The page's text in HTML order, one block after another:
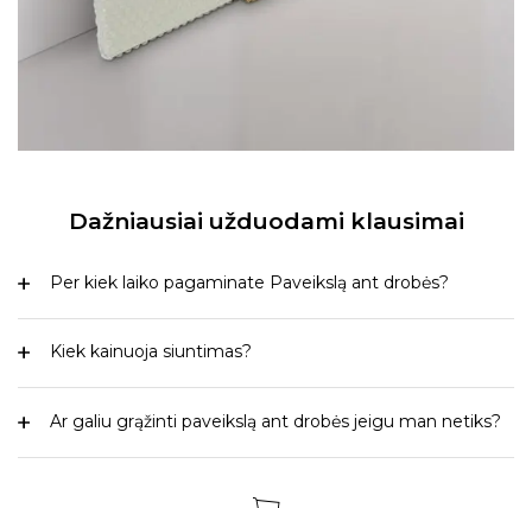
Dažniausiai užduodami klausimai
Per kiek laiko pagaminate Paveikslą ant drobės?
Kiek kainuoja siuntimas?
Ar galiu grąžinti paveikslą ant drobės jeigu man netiks?